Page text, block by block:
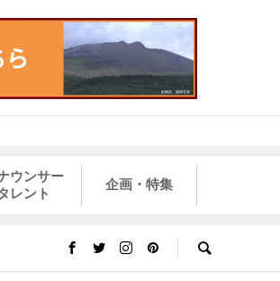
ウンサー
レント
企画・特集